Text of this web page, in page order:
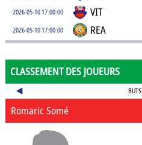
2026-05-10 17:00:00 VIT
2026-05-10 17:00:00 REA
CLASSEMENT DES JOUEURS
BUTS
Romaric Somé